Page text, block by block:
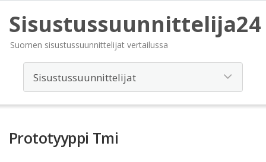
Sisustussuunnittelija24
Suomen sisustussuunnittelijat vertailussa
Prototyyppi Tmi